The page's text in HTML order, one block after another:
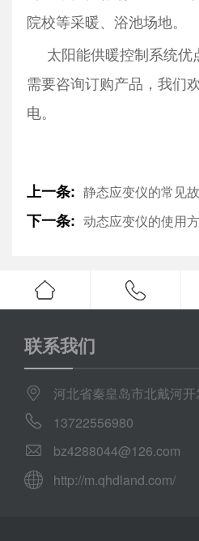
院校等采暖、浴池场地。
太阳能供暖控制系统优
需要咨询订购产品，我们
电。
上一条: 静态应变仪的常见
下一条: 动态应变仪的使用
联系我们
河北省秦皇岛市北戴河
13722556980
bz4288044@126.com
http://m.qhdland.com/